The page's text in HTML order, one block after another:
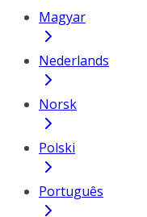
Magyar
Nederlands
Norsk
Polski
Português